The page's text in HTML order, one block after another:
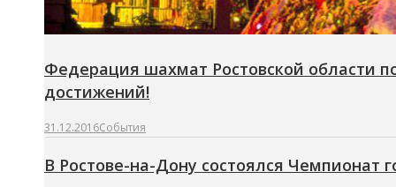
Федерация шахмат Ростовской области
достижений!
31.12.2016События
В Ростове-на-Дону состоялся Чемпионат